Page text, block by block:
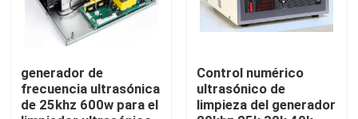
Viaje de la fábrica
Control de calidad
generador de
frecuencia ultrasónica
de 25khz 600w para el
Control numérico
ultrasónico de
limpieza del generador